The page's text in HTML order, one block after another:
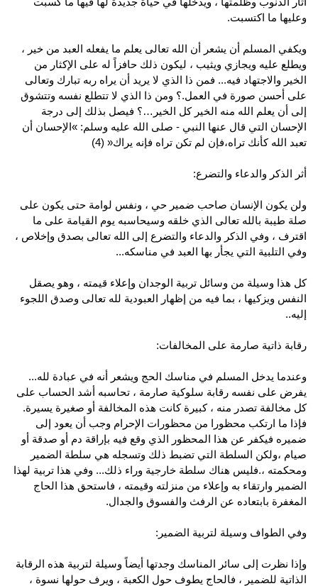
وعليها ما اكتسبت.
ويكفي المسلم أن يشعر أن الله تعالى يعلم ما يفعله العبد من خير ،
ويطلع عليه ويجازي ويثيب ، ليكون ذلك حافزاً له على الإكثار من
الخير والاجتهاد فيه... فمن ذا الذي لا يريد أن يراه ربه تبارك وتعالى
على أحسن صورة في العمل.؟ ومن ذا الذي لا تتطلع نفسه وتتشوق
إلى أن يعلم الله منه الخير كل الخير…؟ فيصل بذلك إلى درجة
الإحسان التي قال عنها النبي - صلى الله عليه وسلم: »الإحسان أن
تعبد الله كأنك تراه،فإن لم تكن تراه فإنه يراك« (4)
أثر الذكر والدعاء والتضرع:
ولن يكون الإنسان صاحب ضمير حي ، ونفس لوامة حتى يكون على
صلة طيبة بالله تعالى الذي خلقه وسيحاسبه يوم القيامة على ما
اقترف ، وفي الذكر والدعاء والتضرع إلى الله تعالى بصدق وإخلاص ،
وفي التلبية التي يجأر بها العبد في مناسكه...
كل هذا وسيلة من وسائل تربية الوجدان وإعلاء قيمته ، وهو يصقل
النفس ويزكيها ، بما فيه من إظهار العبودية لله تعالى وصدق اللجوء
إليه..
رقابة ذاتية صارمة على المخالفات:
وعندما يدخل المسلم في مناسك الحج ويشعر أنه في عبادة لله...
يفرض على نفسه رقابة سلوكية صارمة ، تحاسبه أشد الحساب على
كل مخالفة تصدر منه ، كبيرة كانت هذه المخالفة أو صغيرة يسيرة.
فإذا ما ارتكب محظورا من محظورات الإحرام وجب أن يعود إلى
ضميره فيكفر عن هذا المحظور الذي وقع فيه بإراقة دم أو صدقة أو
صيام ،ولكن السلطة التي تضبط ذلك وتسجله هي سلطة الضمير
ومحكمته ،.فليس هناك سلطة خارجية وراء ذلك... وفي هذا تربية لهذا
الضمير وارتقاء به وإعلاء من منزلته وقيمته ، فاستحق هذا الحاج
المغفرة بابتعاده عن الرفث والفسوق والجدال.
وفي الطواف وسيلة لتربية الضمير:
وإذا نظرت إلى سائر المناسك وجدتها أيضاً وسيلة لتربية هذه الرقابة
الذاتية للضمير ، فالحاج يطوف حول الكعبة ، ويرف حولها نسوة ،